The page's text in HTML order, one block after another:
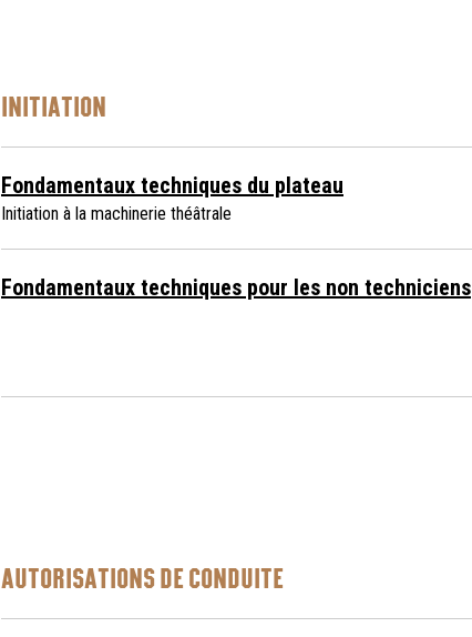
INITIATION
Fondamentaux techniques du plateau
Initiation à la machinerie théâtrale
Fondamentaux techniques pour les non techniciens
AUTORISATIONS DE CONDUITE